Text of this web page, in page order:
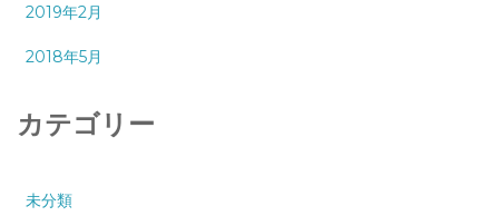
2019年2月
2018年5月
カテゴリー
未分類